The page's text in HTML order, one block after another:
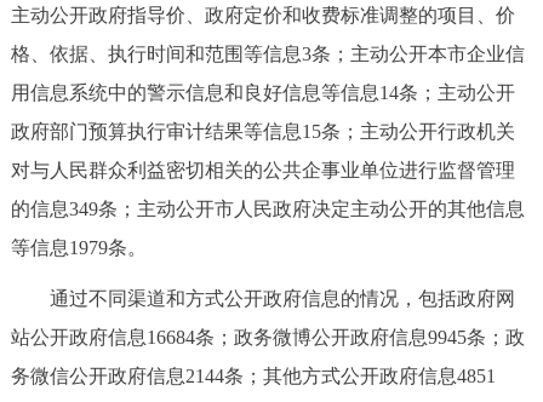
主动公开政府指导价、政府定价和收费标准调整的项目、价
格、依据、执行时间和范围等信息3条；主动公开本市企业信
用信息系统中的警示信息和良好信息等信息14条；主动公开
政府部门预算执行审计结果等信息15条；主动公开行政机关
对与人民群众利益密切相关的公共企事业单位进行监督管理
的信息349条；主动公开市人民政府决定主动公开的其他信息
等信息1979条。
通过不同渠道和方式公开政府信息的情况，包括政府网
站公开政府信息16684条；政务微博公开政府信息9945条；政
务微信公开政府信息2144条；其他方式公开政府信息4851